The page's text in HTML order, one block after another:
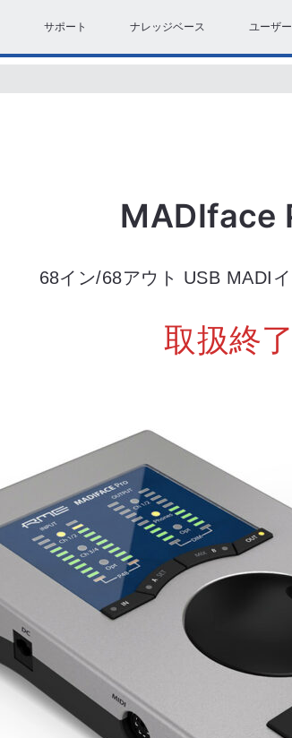
サポート ナレッジベース ユーザ
MADIface
68イン/68アウト USB MADI
取扱終了